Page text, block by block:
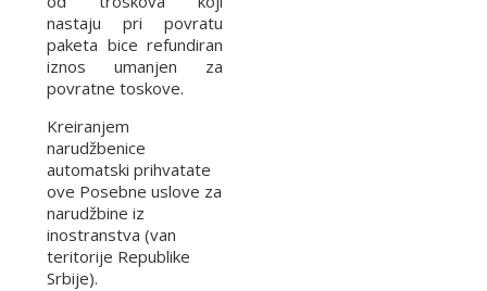
nastaju pri povratu
paketa bice refundiran
iznos umanjen za
povratne toskove.
Kreiranjem
narudžbenice
automatski prihvatate
ove Posebne uslove za
narudžbine iz
inostranstva (van
teritorije Republike
Srbije).